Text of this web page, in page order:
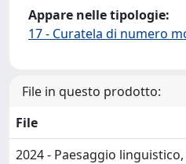
Appare nelle tipologie:
17 - Curatela di numero
File in questo prodotto:
File
2024 - Paesaggio